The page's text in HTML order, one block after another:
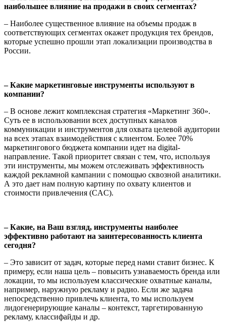
наибольшее влияние на продажи в своих сегментах?
– Наиболее существенное влияние на объемы продаж в
соответствующих сегментах окажет продукция тех брендов,
которые успешно прошли этап локализации производства в
России.
– Какие маркетинговые инструменты используют в
компании?
– В основе лежит комплексная стратегия «Маркетинг 360».
Суть ее в использовании всех доступных каналов
коммуникации и инструментов для охвата целевой аудитории
на всех этапах взаимодействия с клиентом. Более 70%
маркетингового бюджета компании идет на digital-
направление. Такой приоритет связан с тем, что, используя
эти инструменты, мы можем отслеживать эффективность
каждой рекламной кампании с помощью сквозной аналитики.
А это дает нам полную картину по охвату клиентов и
стоимости привлечения (CAC).
– Какие, на Ваш взгляд, инструменты наиболее
эффективно работают на заинтересованность клиента
сегодня?
– Это зависит от задач, которые перед нами ставит бизнес. К
примеру, если наша цель – повысить узнаваемость бренда или
локации, то мы используем классические охватные каналы,
например, наружную рекламу и радио. Если же задача
непосредственно привлечь клиента, то мы используем
лидогенерирующие каналы – контекст, таргетированную
рекламу, классифайды и др.